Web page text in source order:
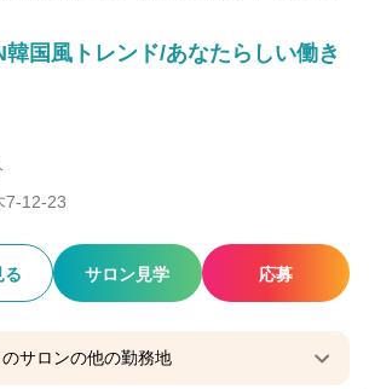
国風トレンド/あなたらしい働き
7-12-23
る サロン見学 応募
のサロンの他の勤務地